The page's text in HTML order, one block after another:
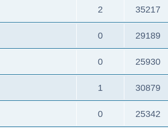
2 35217
0 29189
0 25930
1 30879
0 25342